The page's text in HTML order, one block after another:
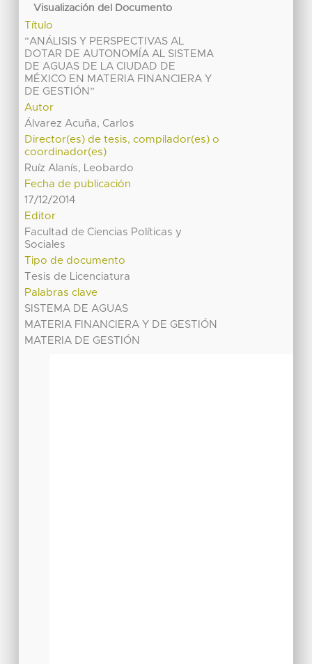
Visualización del Documento
Título
“ANÁLISIS Y PERSPECTIVAS AL
DOTAR DE AUTONOMÍA AL SISTEMA
DE AGUAS DE LA CIUDAD DE
MÉXICO EN MATERIA FINANCIERA Y
DE GESTIÓN”
Autor
Álvarez Acuña, Carlos
Director(es) de tesis, compilador(es) o
coordinador(es)
Ruíz Alanís, Leobardo
Fecha de publicación
17/12/2014
Editor
Facultad de Ciencias Políticas y
Sociales
Tipo de documento
Tesis de Licenciatura
Palabras clave
SISTEMA DE AGUAS
MATERIA FINANCIERA Y DE GESTIÓN
MATERIA DE GESTIÓN